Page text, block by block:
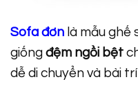
Sofa đơn là mẫu ghế
giống đệm ngồi bệt
dễ di chuyển và bài